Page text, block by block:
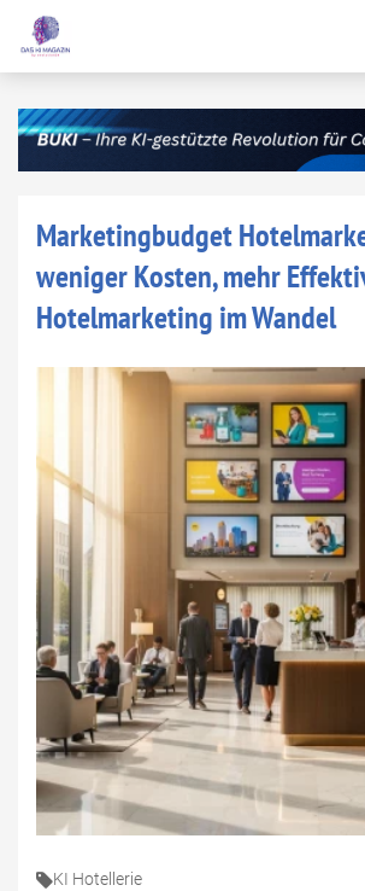
Marketingbudget
weniger Kosten, mehr
Hotelmarketing im Wandel
KI Hotellerie